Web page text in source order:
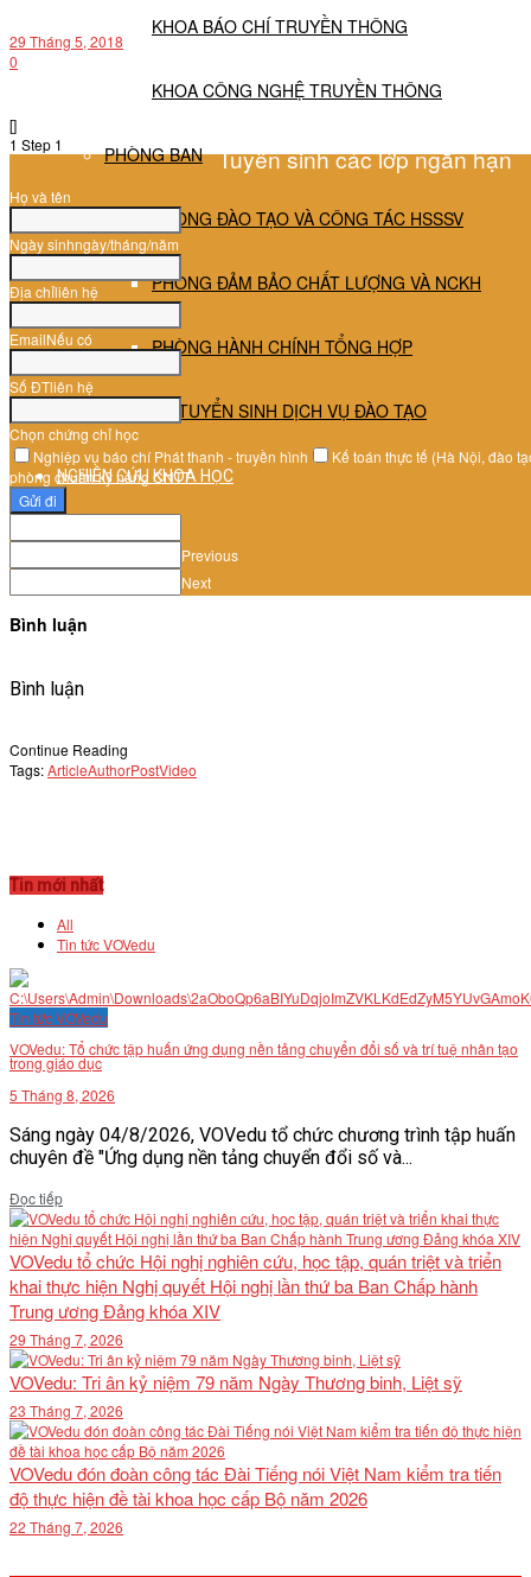
KHOA BÁO CHÍ TRUYỀN THÔNG
KHOA CÔNG NGHỆ TRUYỀN THÔNG
PHÒNG BAN
PHÒNG ĐÀO TẠO VÀ CÔNG TÁC HSSSV
PHÒNG ĐẢM BẢO CHẤT LƯỢNG VÀ NCKH
PHÒNG HÀNH CHÍNH TỔNG HỢP
TT TUYỂN SINH DỊCH VỤ ĐÀO TẠO
NGHIÊN CỨU KHOA HỌC
VĂN BẢN
29 Tháng 5, 2018
0
[]
1 Step 1 Tuyển sinh các lớp ngắn hạn
Họ và tên
Ngày sinhngày/tháng/năm
Địa chỉliên hệ
EmailNếu có
Số ĐTliên hệ
Chọn chứng chỉ học
Nghiệp vụ báo chí Phát thanh - truyền hình
Kế toán thực tế (Hà Nội, đào
phòng chuẩn kỹ năng CNTT
Gửi đi
Previous
Next
Bình luận
Bình luận
Continue Reading
Tags:ArticleAuthorPostVideo
Tin mới nhất
All
Tin tức VOVedu
Tin tức VOVedu
VOVedu: Tổ chức tập huấn ứng dụng nền tảng chuyển đổi số và trí tuệ nhân tạo
trong giáo dục
5 Tháng 8, 2026
Sáng ngày 04/8/2026, VOVedu tổ chức chương trình tập huấn
chuyên đề "Ứng dụng nền tảng chuyển đổi số và...
Đọc tiếpDetails
VOVedu tổ chức Hội nghị nghiên cứu, học tập, quán triệt và triển
khai thực hiện Nghị quyết Hội nghị lần thứ ba Ban Chấp hành
Trung ương Đảng khóa XIV
29 Tháng 7, 2026
VOVedu: Tri ân kỷ niệm 79 năm Ngày Thương binh, Liệt sỹ
23 Tháng 7, 2026
VOVedu đón đoàn công tác Đài Tiếng nói Việt Nam kiểm tra tiến
độ thực hiện đề tài khoa học cấp Bộ năm 2026
22 Tháng 7, 2026